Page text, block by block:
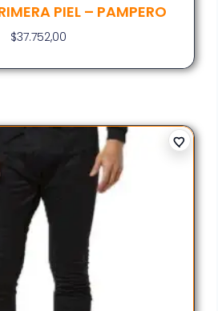
PIEL – PAMPERO
$37.752,00